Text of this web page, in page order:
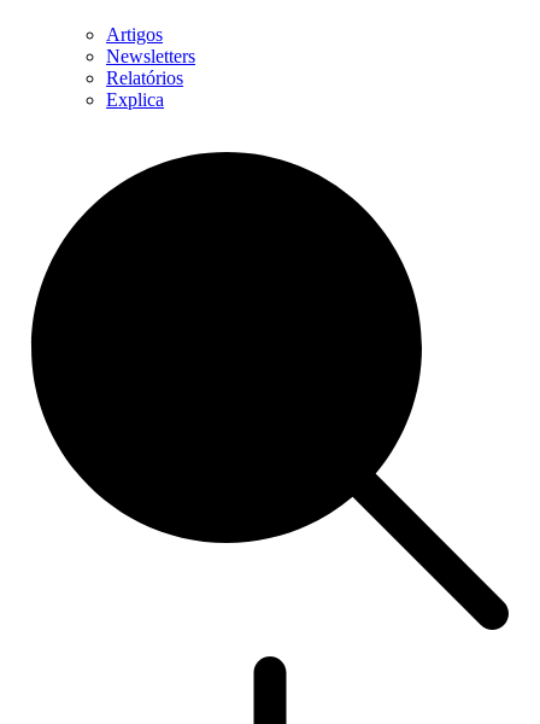
Artigos
Newsletters
Relatórios
Explica